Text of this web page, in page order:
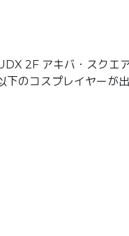
2F アキバ・スクエ
のコスプレイヤーが出